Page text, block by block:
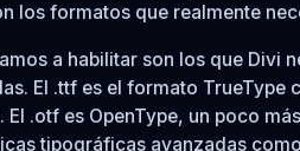
los formatos que realmente
a habilitar son los que Divi
El .ttf es el formato TrueType
.otf es OpenType, un poco
tipográficas avanzadas